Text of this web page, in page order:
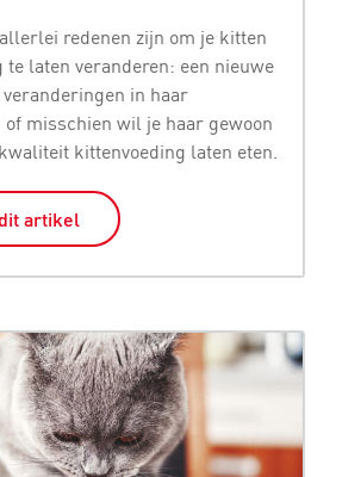
redenen zijn om je kitten
te laten veranderen: een nieuwe
in haar
of misschien wil je haar gewoon
kittenvoeding laten eten.
artikel